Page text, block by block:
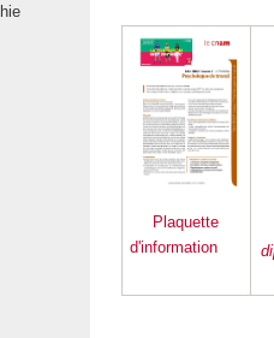
professionnel
à travers
2026.Nous
pour répondre à
aider à
formation.
Plaquette
d'information